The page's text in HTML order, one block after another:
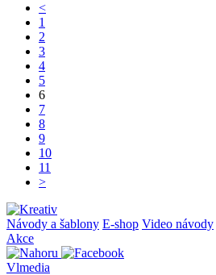
<
1
2
3
4
5
6
7
8
9
10
11
>
Návody a šablony E-shop Video návody
Akce
Vlmedia